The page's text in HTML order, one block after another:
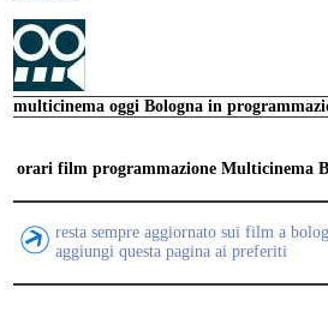
multicinema oggi Bologna in
orari film programmazione Multicinema
resta sempre aggiornato sui film a
aggiungi questa pagina ai preferiti